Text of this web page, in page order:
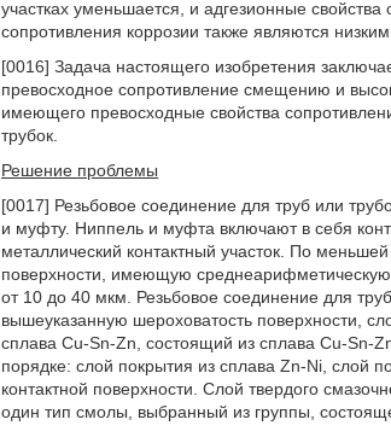
участках уменьшается, и адгезионные
сопротивления коррозии также являются
[0016] Задача настоящего изобретения
превосходное сопротивление смещению и
имеющего превосходные свойства
трубок.
Решение проблемы
[0017] Резьбовое соединение для труб или
и муфту. Ниппель и муфта включают в себя
металлический контактный участок. По
поверхности, имеющую
от 10 до 40 мкм. Резьбовое соединение для
вышеуказанную шероховатость поверхности,
сплава Cu-Sn-Zn, состоящий из сплава Cu-Sn-
порядке: слой покрытия из сплава Zn-Ni, слой
контактной поверхности. Слой твердого
один тип смолы, выбранный из группы,